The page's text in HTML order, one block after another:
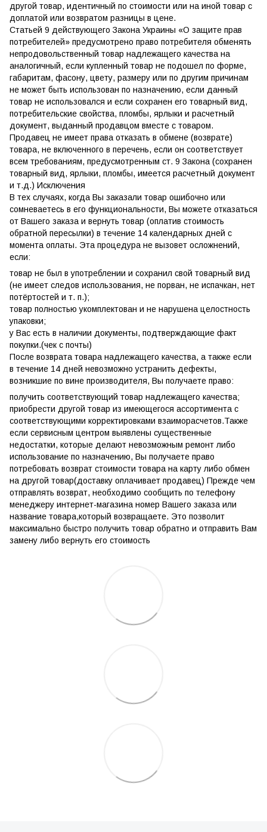
другой товар, идентичный по стоимости или на иной товар с
доплатой или возвратом разницы в цене.
Статьей 9 действующего Закона Украины «О защите прав
потребителей» предусмотрено право потребителя обменять
непродовольственный товар надлежащего качества на
аналогичный, если купленный товар не подошел по форме,
габаритам, фасону, цвету, размеру или по другим причинам
не может быть использован по назначению, если данный
товар не использовался и если сохранен его товарный вид,
потребительские свойства, пломбы, ярлыки и расчетный
документ, выданный продавцом вместе с товаром.
Продавец не имеет права отказать в обмене (возврате)
товара, не включенного в перечень, если он соответствует
всем требованиям, предусмотренным ст. 9 Закона (сохранен
товарный вид, ярлыки, пломбы, имеется расчетный документ
и т.д.) Исключения
В тех случаях, когда Вы заказали товар ошибочно или
сомневаетесь в его функциональности, Вы можете отказаться
от Вашего заказа и вернуть товар (оплатив стоимость
обратной пересылки) в течение 14 календарных дней с
момента оплаты. Эта процедура не вызовет осложнений,
если:
товар не был в употреблении и сохранил свой товарный вид
(не имеет следов использования, не порван, не испачкан, нет
потёртостей и т. п.);
товар полностью укомплектован и не нарушена целостность
упаковки;
у Вас есть в наличии документы, подтверждающие факт
покупки.(чек с почты)
После возврата товара надлежащего качества, а также если
в течение 14 дней невозможно устранить дефекты,
возникшие по вине производителя, Вы получаете право:
получить соответствующий товар надлежащего качества;
приобрести другой товар из имеющегося ассортимента с
соответствующими корректировками взаиморасчетов.Также
если сервисным центром выявлены существенные
недостатки, которые делают невозможным ремонт либо
использование по назначению, Вы получаете право
потребовать возврат стоимости товара на карту либо обмен
на другой товар(доставку оплачивает продавец) Прежде чем
отправлять возврат, необходимо сообщить по телефону
менеджеру интернет-магазина номер Вашего заказа или
название товара,который возвращаете. Это позволит
максимально быстро получить товар обратно и отправить Вам
замену либо вернуть его стоимость